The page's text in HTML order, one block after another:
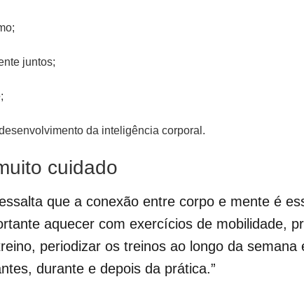
juntos;
da inteligência corporal.
cuidado
que a conexão entre corpo e mente é
aquecer com exercícios de mobilidade,
periodizar os treinos ao longo da semana
durante e depois da prática.”